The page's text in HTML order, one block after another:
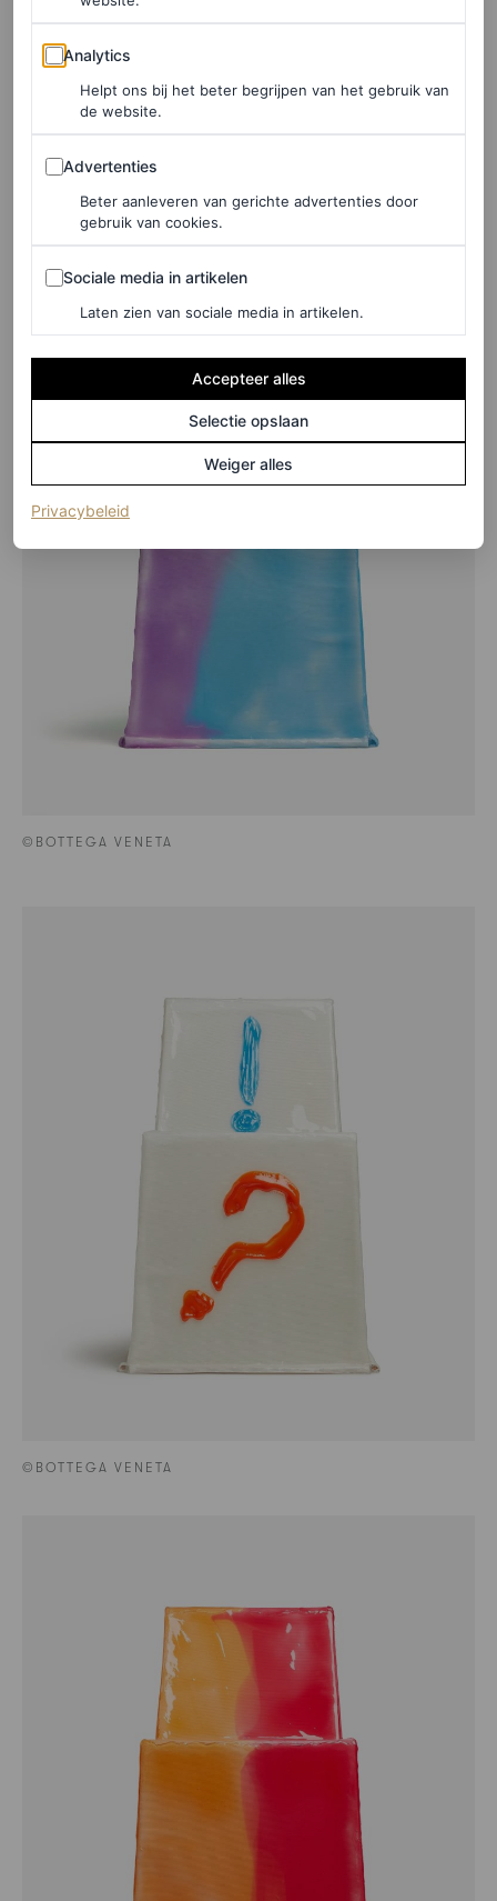
esthetisch op elkaar, maar waren nooit helemaal
hetzelfde. (Een ervan behoort nu tot de permanente
collectie van het Metropolitan Museum of Art.)
En als je volgende week niet in Miami bent? De stoelen
zijn ook te koop op de website van Bottega Veneta. Een
droom voor designverzamelaars en high fashion-fanaten.
©BOTTEGA VENETA
©BOTTEGA VENETA
Analytics
Analytics
Helpt ons bij het beter begrijpen van het gebruik van
de website.
Advertenties
Advertenties
Beter aanleveren van gerichte advertenties door
gebruik van cookies.
Sociale media in artikelen
Sociale media in artikelen
Laten zien van sociale media in artikelen.
Accepteer alles
Selectie opslaan
Weiger alles
Privacybeleid